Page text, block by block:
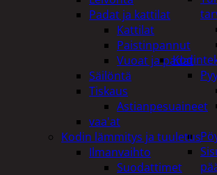
Padat ja kattilat
Kattilat
Paistinpannut
Vuoat ja padat
Säilöntä
Tiskaus
Astianpesuaineet
vaa'at
Kodin lämmitys ja tuuletus
Ilmanvaihto
Suodattimet